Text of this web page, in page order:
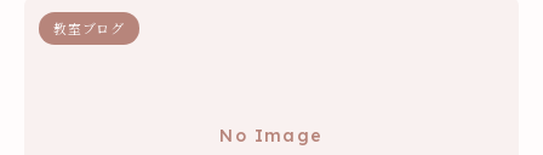
No Image
教室ブログ